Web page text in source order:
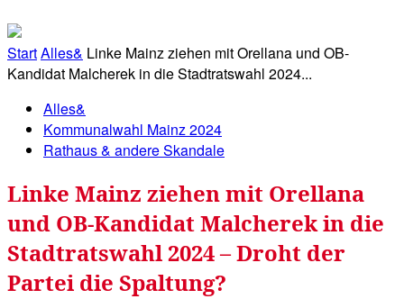
StartAlles& Linke Mainz ziehen mit Orellana und OB-
Kandidat Malcherek in die Stadtratswahl 2024...
Alles&
Kommunalwahl Mainz 2024
Rathaus & andere Skandale
Linke Mainz ziehen mit Orellana
und OB-Kandidat Malcherek in die
Stadtratswahl 2024 – Droht der
Partei die Spaltung?